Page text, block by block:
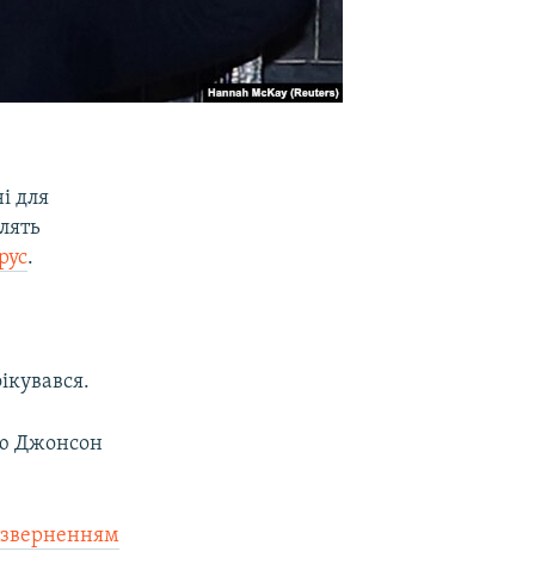
для
.
Джонсон
зверненням